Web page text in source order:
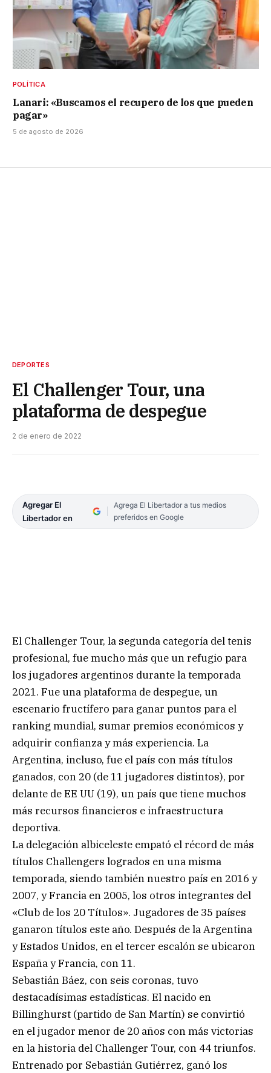
POLÍTICA
Lanari: «Buscamos el recupero de los que pueden
pagar»
5 de agosto de 2026
DEPORTES
El Challenger Tour, una
plataforma de despegue
2 de enero de 2022
Agregar El
Libertador en
Agrega El Libertador a tus medios
preferidos en Google
El Challenger Tour, la segunda categoría del tenis
profesional, fue mucho más que un refugio para
los jugadores argentinos durante la temporada
2021. Fue una plataforma de despegue, un
escenario fructífero para ganar puntos para el
ranking mundial, sumar premios económicos y
adquirir confianza y más experiencia. La
Argentina, incluso, fue el país con más títulos
ganados, con 20 (de 11 jugadores distintos), por
delante de EE UU (19), un país que tiene muchos
más recursos financieros e infraestructura
deportiva.
La delegación albiceleste empató el récord de más
títulos Challengers logrados en una misma
temporada, siendo también nuestro país en 2016 y
2007, y Francia en 2005, los otros integrantes del
«Club de los 20 Títulos». Jugadores de 35 países
ganaron títulos este año. Después de la Argentina
y Estados Unidos, en el tercer escalón se ubicaron
España y Francia, con 11.
Sebastián Báez, con seis coronas, tuvo
destacadísimas estadísticas. El nacido en
Billinghurst (partido de San Martín) se convirtió
en el jugador menor de 20 años con más victorias
en la historia del Challenger Tour, con 44 triunfos.
Entrenado por Sebastián Gutiérrez, ganó los